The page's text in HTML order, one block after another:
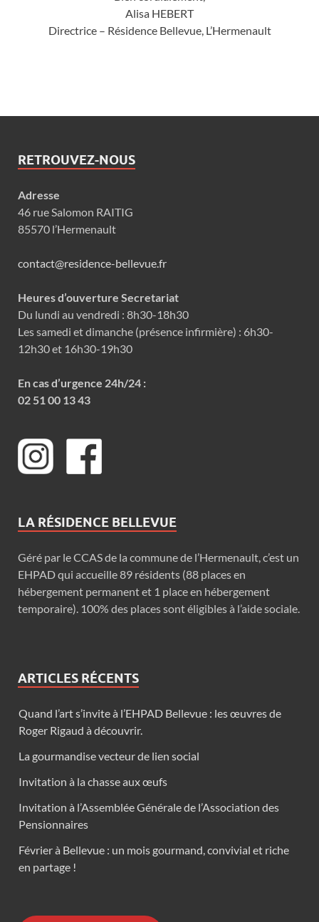
Alisa HEBERT
Directrice – Résidence Bellevue, L’Hermenault
RETROUVEZ-NOUS
Adresse
46 rue Salomon RAITIG
85570 l’Hermenault
contact@residence-bellevue.fr
Heures d’ouverture Secretariat
Du lundi au vendredi : 8h30-18h30
Les samedi et dimanche (présence infirmière) : 6h30-
12h30 et 16h30-19h30
En cas d’urgence 24h/24 :
02 51 00 13 43
LA RÉSIDENCE BELLEVUE
Géré par le CCAS de la commune de l’Hermenault, c’est un
EHPAD qui accueille 89 résidents (88 places en
hébergement permanent et 1 place en hébergement
temporaire). 100% des places sont éligibles à l’aide sociale.
ARTICLES RÉCENTS
Quand l’art s’invite à l’EHPAD Bellevue : les œuvres de
Roger Rigaud à découvrir.
La gourmandise vecteur de lien social
Invitation à la chasse aux œufs
Invitation à l’Assemblée Générale de l’Association des
Pensionnaires
Février à Bellevue : un mois gourmand, convivial et riche
en partage !